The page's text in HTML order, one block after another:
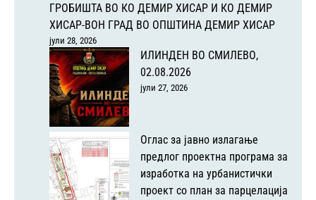
ГРОБИШТА ВО КО ДЕМИР ХИСАР И КО ДЕМИР
ХИСАР-ВОН ГРАД ВО ОПШТИНА ДЕМИР ХИСАР
јули 28, 2026
ИЛИНДЕН ВО СМИЛЕВО,
02.08.2026
јули 27, 2026
Оглас за јавно излагање
предлог проектна програма за
изработка на урбанистички
проект со план за парцелација